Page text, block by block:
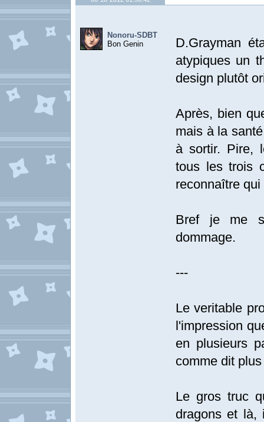
Nonoru-SDBT
Bon Genin
D.Grayman
atypiques un
design plutôt
Après, bien
mais à la
à sortir. Pire,
tous les trois
reconnaître
Bref je me
dommage.
---
Le veritable
l'impression
en plusieurs
comme dit
Le gros truc
dragons et là,